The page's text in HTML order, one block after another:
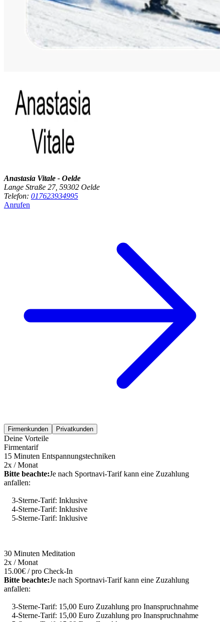
Anastasia Vitale - Oelde
Lange Straße 27, 59302 Oelde
Telefon: 017623934995
Anrufen
Firmenkunden Privatkunden
Deine Vorteile
Firmentarif
15 Minuten Entspannungstechniken
2x / Monat
Bitte beachte:Je nach Sportnavi-Tarif kann eine Zuzahlung
anfallen:
3-Sterne-Tarif: Inklusive
4-Sterne-Tarif: Inklusive
5-Sterne-Tarif: Inklusive
30 Minuten Meditation
2x / Monat
15.00€ / pro Check-In
Bitte beachte:Je nach Sportnavi-Tarif kann eine Zuzahlung
anfallen:
3-Sterne-Tarif: 15,00 Euro Zuzahlung pro Inanspruchnahme
4-Sterne-Tarif: 15,00 Euro Zuzahlung pro Inanspruchnahme